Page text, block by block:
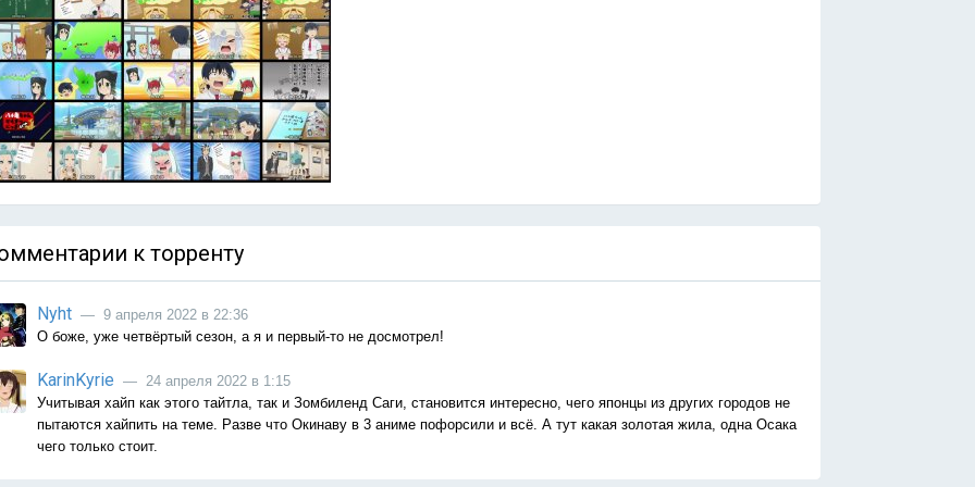
к торренту
Nyht — 9 апреля 2022 в 22:36
О боже, уже четвёртый сезон, а я и первый-то не досмотрел!
KarinKyrie — 24 апреля 2022 в 1:15
Учитывая хайп как этого тайтла, так и Зомбиленд Саги, становится интересно, чего японцы из других городов не
пытаются хайпить на теме. Разве что Окинаву в 3 аниме пофорсили и всё. А тут какая золотая жила, одна Осака
чего только стоит.